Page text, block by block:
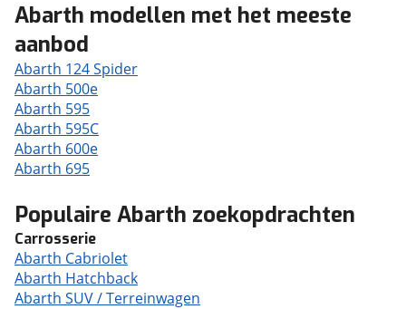
Abarth modellen met het meeste
aanbod
Abarth 124 Spider
Abarth 500e
Abarth 595
Abarth 595C
Abarth 600e
Abarth 695
Populaire Abarth zoekopdrachten
Carrosserie
Abarth Cabriolet
Abarth Hatchback
Abarth SUV / Terreinwagen